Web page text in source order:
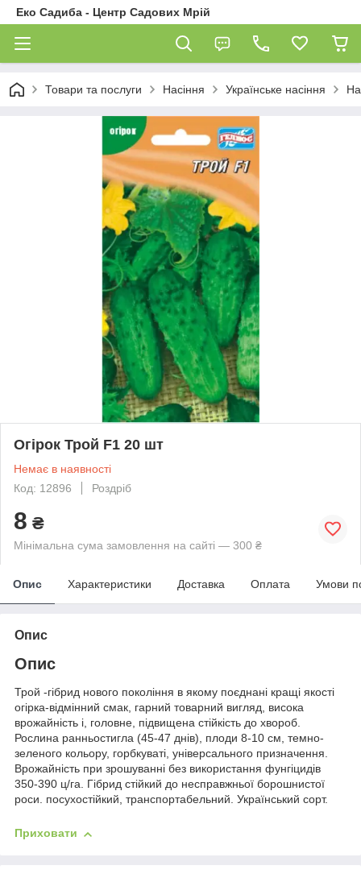
Еко Садиба - Центр Садових Мрій
Товари та послуги Насіння Українське насіння
Огірок Трой F1 20 шт
Немає в наявності
Код: 12896
Роздріб
8 ₴
Мінімальна сума замовлення на сайті — 300 ₴
Опис Характеристики Доставка Оплата Умови
Опис
Опис
Трой -гібрид нового покоління в якому поєднані кращі якості
огірка-відмінний смак, гарний товарний вигляд, висока
врожайність і, головне, підвищена стійкість до хвороб.
Рослина ранньостигла (45-47 днів), плоди 8-10 см, темно-
зеленого кольору, горбкуваті, універсального призначення.
Врожайність при зрошуванні без використання фунгіцидів
350-390 ц/га. Гібрид стійкий до несправжньої борошнистої
роси. посухостійкий, транспортабельний. Український сорт.
Приховати